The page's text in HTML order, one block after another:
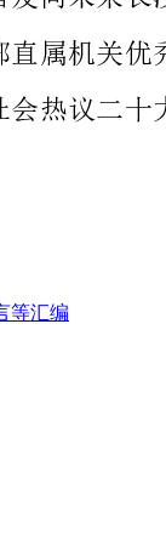
等汇编